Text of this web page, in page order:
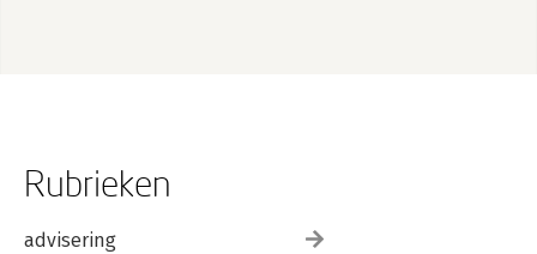
Rubrieken
advisering